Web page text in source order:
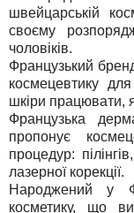
швейцарській
своєму
чоловіків.
Французький
космецевтику
шкіри працювати,
Французька
пропонує
процедур:
лазерної корекції.
Народжений у
косметику, що